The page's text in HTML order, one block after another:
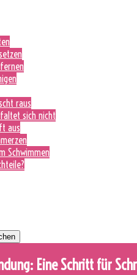
raus
sich nicht
aus
Schwimmen
Eine Schritt für